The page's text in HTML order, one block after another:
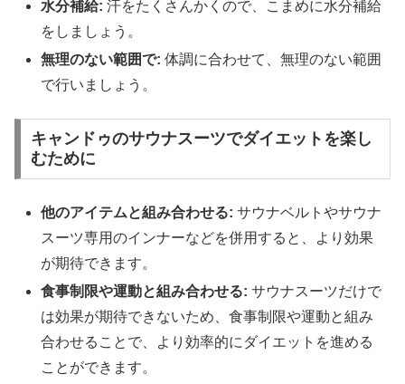
水分補給: 汗をたくさんかくので、こまめに水分補給
をしましょう。
無理のない範囲で: 体調に合わせて、無理のない範囲
で行いましょう。
キャンドゥのサウナスーツでダイエットを楽し
むために
他のアイテムと組み合わせる: サウナベルトやサウナ
スーツ専用のインナーなどを併用すると、より効果
が期待できます。
食事制限や運動と組み合わせる: サウナスーツだけで
は効果が期待できないため、食事制限や運動と組み
合わせることで、より効率的にダイエットを進める
ことができます。